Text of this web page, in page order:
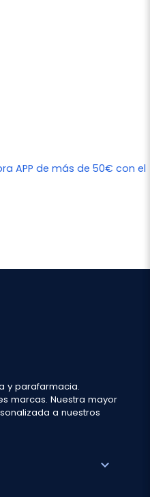
APP de más de 50€ con el
y parafarmacia.
marcas. Nuestra mayor
a nuestros
expand_more